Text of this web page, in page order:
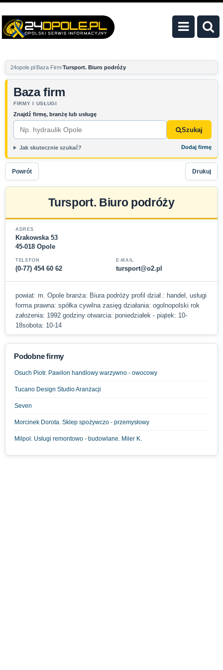
24opole.pl Baza Firm Tursport. Biuro podróży
Baza firm
FIRMY I USŁUGI
Znajdź firmę, branżę lub usługę
Szukaj
Jak skutecznie szukać? Dodaj firmę
Powrót Drukuj
Tursport. Biuro podróży
ADRES
Krakowska 53
45-018 Opole
TELEFON
(0-77) 454 60 62
E-MAIL
tursport@o2.pl
powiat: m. Opole branża: Biura podróży profil dział.: handel, usługi
forma prawna: spółka cywilna zasięg działania: ogolnopolski rok
założenia: 1992 godziny otwarcia: poniedziałek - piątek: 10-
18sobota: 10-14
Podobne firmy
Osuch Piotr. Pawilon handlowy warzywno - owocowy
Tucano Design Studio Aranżacji
Seven
Morcinek Dorota. Sklep spożywczo - przemysłowy
Milpol. Usługi remontowo - budowlane. Miler K.